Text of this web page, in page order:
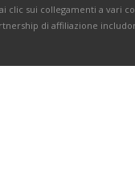
clic sui collegamenti a vari
di affiliazione